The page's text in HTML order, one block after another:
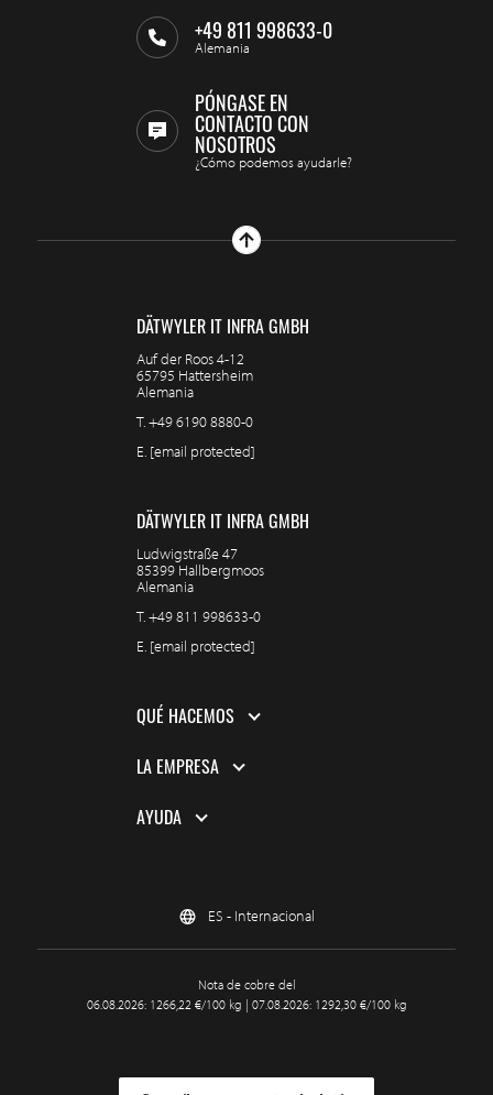
+49 811 998633-0
Alemania
PÓNGASE EN
CONTACTO CON
NOSOTROS
¿Cómo podemos ayudarle?
DÄTWYLER IT INFRA GMBH
Auf der Roos 4-12
65795 Hattersheim
Alemania
T.+49 6190 8880-0
E. [email protected]
DÄTWYLER IT INFRA GMBH
Ludwigstraße 47
85399 Hallbergmoos
Alemania
T.+49 811 998633-0
E. [email protected]
QUÉ HACEMOS
LA EMPRESA
AYUDA
ES - Internacional
Nota de cobre del
06.08.2026: 1266,22 €/100 kg | 07.08.2026: 1292,30 €/100 kg